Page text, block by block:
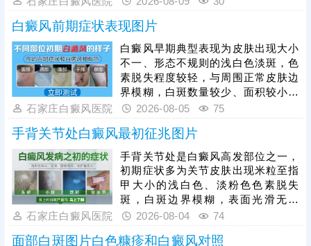
进行科学检查，临床常用伍德灯、三
维皮肤ct、血常规等检测项目，可明
确黑色素脱失程度、排查发病诱因。
白癜风发病后扩散性极强，需把握黄
金治疗时期，结合自身病情对症医
治。
白癜风前期症状表现图片
白癜风早期典型表现为皮肤出现大小
不一、形态不规则的浅白色淡斑，色
素脱失程度较轻，与周围正常皮肤边
界模糊，白斑数量较少、面积较小，
一般无瘙痒、疼痛、脱屑等自觉不
适，皮肤表面光滑无异常。因早期白
斑症状不典型，极易与白色糠疹、花
斑癣、贫血痣等色素减退类疾病混
淆，仅凭肉眼难以准确判断。因此发
现皮肤异常白斑后，需及时到正规医
院做科学检查，明确诊断、规避误诊
漏诊。白癜风早期是治疗黄金时机，
及时开展科学对症治疗，复色效率更
高、预后更
石家庄白癜风医院 2026-08-05 75
手背关节处白癜风最初征兆图片
手背关节处是白癜风高发部位之一，
初期症状多为关节皮肤出现米粒至指
甲大小的浅白色、淡粉色色素脱失
斑，白斑边界模糊，表面光滑无鳞
屑、无红肿瘙痒、无疼痛刺痛等不适
具备极强的扩散性，手部关节活动频
石家庄白癜风医院 2026-08-04 74
面部白斑图片白色糠疹和白癜风对照